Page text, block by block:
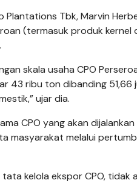
Plantations Tbk, Marvin
(termasuk produk
skala usaha CPO
43 ribu ton dibanding
ujar dia.
CPO yang akan
masyarakat melalui
kelola ekspor CPO, tidak